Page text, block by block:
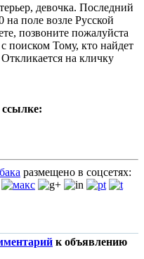
девочка. Последний
на поле возле Русской
позвоните пожалуйста
поиском Тому, кто найдет
на кличку
размещено в соцсетях:
к объявлению